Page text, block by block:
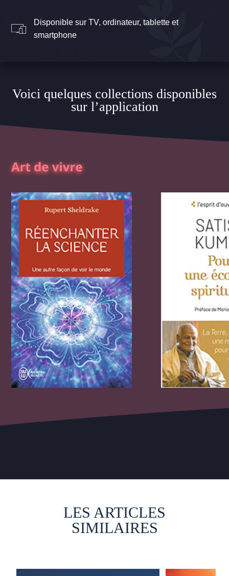
Disponible sur TV, ordinateur, tablette et
smartphone
Voici quelques collections disponibles
sur l’application
LES ARTICLES
SIMILAIRES